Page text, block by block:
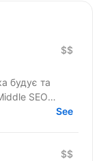
$$
будує та
SEO
See
$$